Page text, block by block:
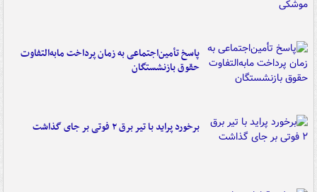
پاسخ تأمین‌اجتماعی به زمان پرداخت مابه‌التفاوت
حقوق بازنشستگان
برخورد پراید با تیر برق ۲ فوتی بر جای گذاشت